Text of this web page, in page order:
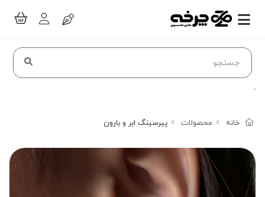
`
خانه محصولات پیرسینگ ابر و بارون